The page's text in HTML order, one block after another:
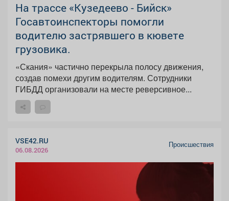
На трассе «Кузедеево - Бийск»
Госавтоинспекторы помогли
водителю застрявшего в кювете
грузовика.
«Скания» частично перекрыла полосу движения,
создав помехи другим водителям. Сотрудники
ГИБДД организовали на месте реверсивное...
VSE42.RU
06.08.2026
Происшествия